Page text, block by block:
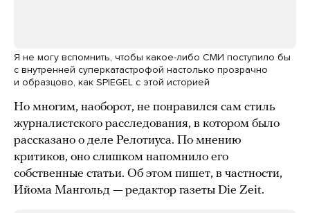
Я не могу вспомнить, чтобы какое-либо СМИ поступило бы
с внутренней суперкатастрофой настолько прозрачно
и образцово, как SPIEGEL с этой историей
Но многим, наоборот, не понравился сам стиль
журналистского расследования, в котором было
рассказано о деле Релотиуса. По мнению
критиков, оно слишком напомнило его
собственные статьи. Об этом пишет, в частности,
Ийома Мангольд — редактор газеты Die Zeit.